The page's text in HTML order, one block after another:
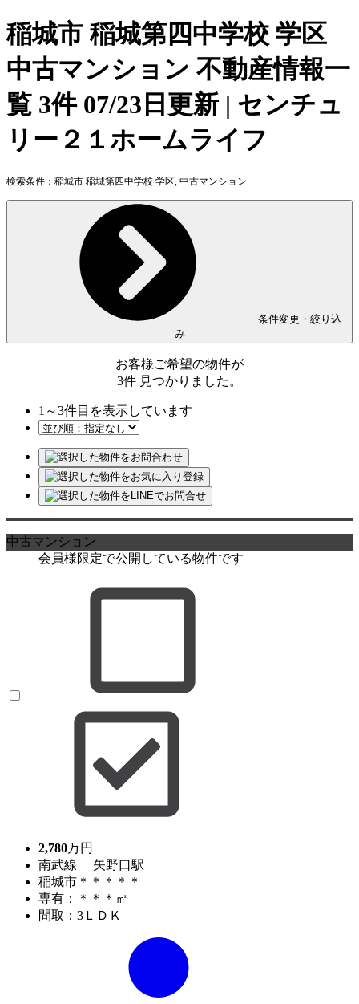
稲城市 稲城第四中学校 学区
中古マンション 不動産情報一
覧 3件 07/23日更新 | センチュ
リー２１ホームライフ
検索条件： 稲城市 稲城第四中学校 学区, 中古マンション
条件変更・絞り込
み
お客様ご希望の物件が
3件 見つかりました。
1 ～3件目を表示しています
中古マンション
会員様限定で公開している物件です
2,780万円
南武線 矢野口駅
稲城市＊＊＊＊＊
専有：＊＊＊㎡
間取：3ＬＤＫ